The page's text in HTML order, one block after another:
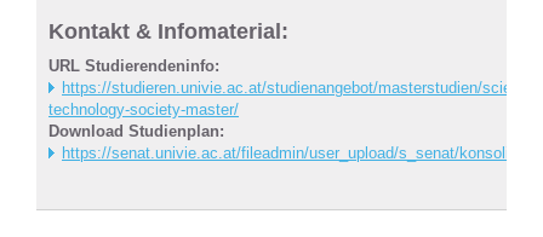
Kontakt & Infomaterial:
URL Studierendeninfo:
https://studieren.univie.ac.at/studienangebot/masterstudien/science-
technology-society-master/
Download Studienplan:
https://senat.univie.ac.at/fileadmin/user_upload/s_senat/